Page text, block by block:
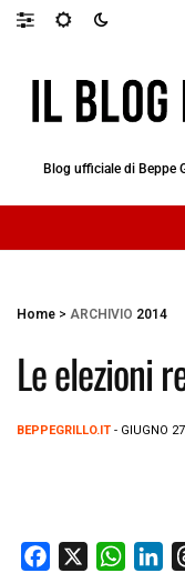
Blog ufficiale di Beppe
Home > ARCHIVIO 2014
Le elezioni
BEPPEGRILLO.IT - GIUGNO
W